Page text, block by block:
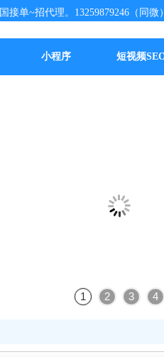
单~招代理。13259879246（同微）
小程序 短视频
1 2 3 4